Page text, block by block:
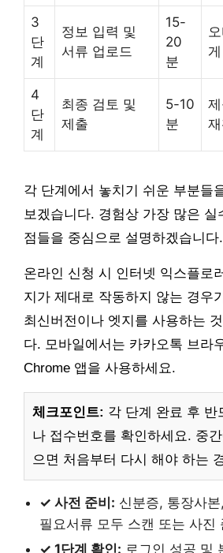
3
단
계
정보 입력 및
서류 업로드
15-
20
분
4
단
계
최종 검토 및
제출
5-10
분
각 단계에서 놓치기 쉬운 부분들
보겠습니다. 경험상 가장 많은 실
점들을 중심으로 설명하겠습니다.
온라인 신청 시 인터넷 익스플로
지가 제대로 작동하지 않는 경우
최신버전이나 엣지를 사용하는
다. 모바일에서는 카카오톡 브라
Chrome 앱을 사용하세요.
체크포인트: 각 단계 완료 후 반
나 접수번호를 확인하세요. 중
으면 처음부터 다시 해야 하는
✓ 사전 준비: 신분증, 통장사
필요서류 모두 스캔 또는 사진
✓ 1단계 확인: 로그인 성공 및